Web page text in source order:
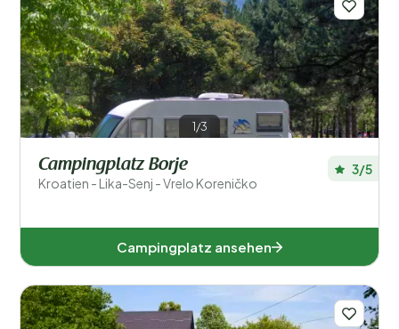
1/3
Campingplatz Borje
Kroatien - Lika-Senj - Vrelo Koreničko
3/5
Campingplatz ansehen